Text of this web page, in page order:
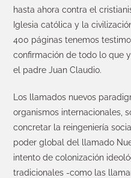
hasta ahora contra el
Iglesia católica y la
400 páginas tenemos
confirmación de todo lo que
el padre Juan Claudio.
Los llamados nuevos
organismos internacionales,
concretar la reingeniería
poder global del llamado
intento de colonización
tradicionales -como las